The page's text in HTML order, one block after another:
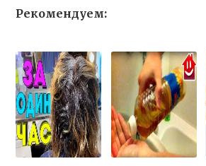
Рекомендуем: